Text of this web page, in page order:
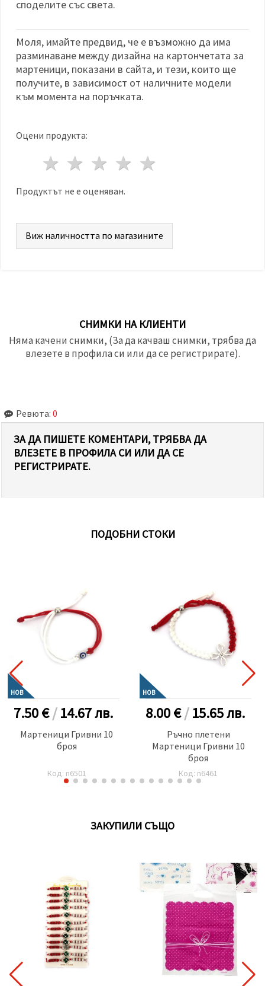
споделите със света.
Моля, имайте предвид, че е възможно да има
разминаване между дизайна на картончетата за
мартеници, показани в сайта, и тези, които ще
получите, в зависимост от наличните модели
към момента на поръчката.
Оцени продукта:
4 звезди
3 звезди
2 звезди
1 звезда
Продуктът не е оценяван.
Виж наличността по магазините
СНИМКИ НА КЛИЕНТИ
Няма качени снимки, (За да качваш снимки, трябва да
влезете в профила си или да се регистрирате).
Ревюта: 0
ЗА ДА ПИШЕТЕ КОМЕНТАРИ, ТРЯБВА ДА
ВЛЕЗЕТЕ В ПРОФИЛА СИ ИЛИ ДА СЕ
РЕГИСТРИРАТЕ.
ПОДОБНИ СТОКИ
НОВ
7.50 €/14.67лв.
Мартеници Гривни 10
броя
Код: n6501
НОВ
8.00 €/15.65лв.
Ръчно плетени
Мартеници Гривни 10
броя
Код: n6461
ЗАКУПИЛИ СЪЩО